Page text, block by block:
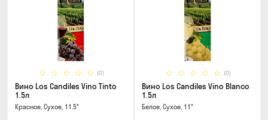
(0)
Вино Los Candiles Vino Tinto
1.5л
Красное, Сухое, 11.5°
(0)
Вино Los Candiles Vino Blanco
1.5л
Белое, Сухое, 11°